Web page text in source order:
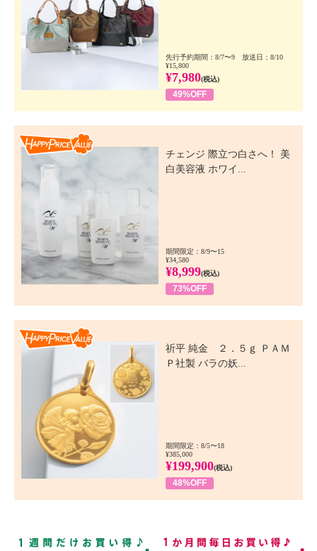
先行予約期間：8/7〜9 放送日：8/10
¥15,800
¥7,980(税込)
49%OFF
チェンジ 際立つ白さへ！ 美
白美容液 ホワイ...
期間限定：8/9〜15
¥34,580
¥8,999(税込)
73%OFF
祈平 純金 ２．５ｇ ＰＡＭ
Ｐ社製 バラの妖...
期間限定：8/5〜18
¥385,000
¥199,900(税込)
48%OFF